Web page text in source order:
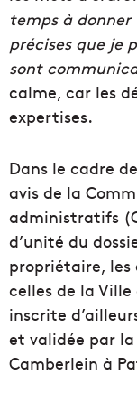
temps à
précises que je
sont
calme, car les
expertises.
Dans le cadre
avis de la
administratifs
d’unité du
propriétaire, les
celles de la
inscrite
et validée par
Camberlein à